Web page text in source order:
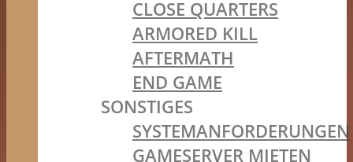
CLOSE QUARTERS
ARMORED KILL
AFTERMATH
END GAME
SONSTIGES
SYSTEMANFORDERUNGEN
GAMESERVER MIETEN